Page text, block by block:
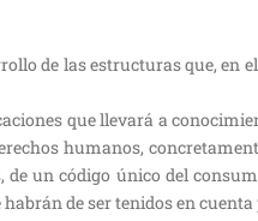
de las estructuras que, en
que llevará a
humanos,
de un código único del
de ser tenidos en